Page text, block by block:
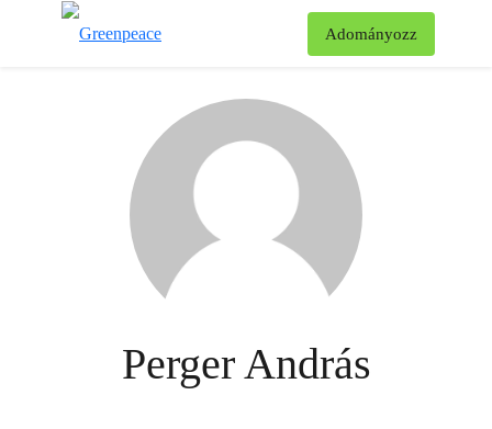
Adományozz
Perger András